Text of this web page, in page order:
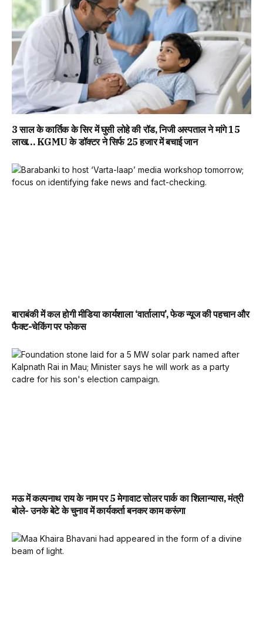
3 साल के कार्तिक के सिर में घुसी लोहे की रॉड, निजी अस्पताल ने मांगे 15
लाख… KGMU के डॉक्टर ने सिर्फ 25 हजार में बचाई जान
बाराबंकी में कल होगी मीडिया कार्यशाला ‘वार्तालाप’, फेक न्यूज की पहचान और
फैक्ट-चेकिंग पर फोकस
मऊ में कल्पनाथ राय के नाम पर 5 मेगावाट सोलर पार्क का शिलान्यास, मंत्री
बोले- उनके बेटे के चुनाव में कार्यकर्ता बनकर काम करूंगा